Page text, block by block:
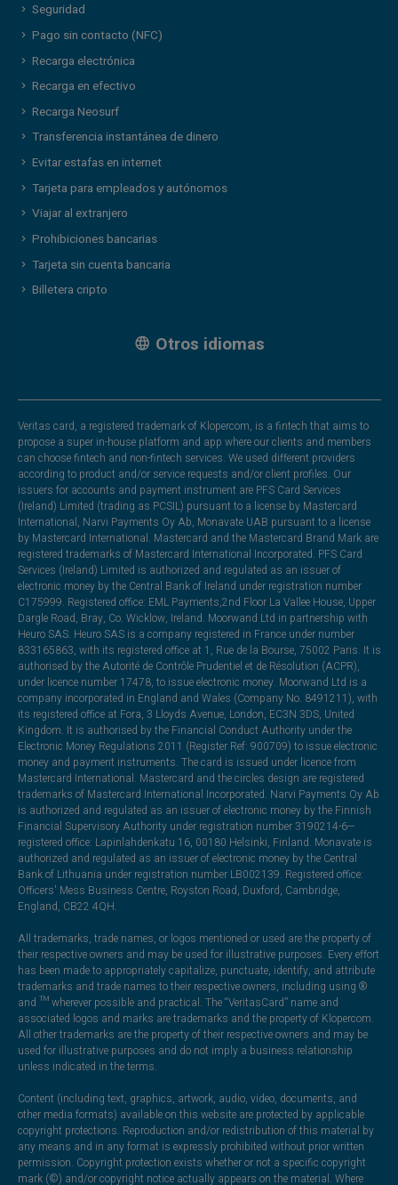
Seguridad
Pago sin contacto (NFC)
Recarga electrónica
Recarga en efectivo
Recarga Neosurf
Transferencia instantánea de dinero
Evitar estafas en internet
Tarjeta para empleados y autónomos
Viajar al extranjero
Prohibiciones bancarias
Tarjeta sin cuenta bancaria
Billetera cripto
Otros idiomas
Veritas card, a registered trademark of Klopercom, is a fintech that aims to
propose a super in-house platform and app where our clients and members
can choose fintech and non-fintech services. We used different providers
according to product and/or service requests and/or client profiles. Our
issuers for accounts and payment instrument are PFS Card Services
(Ireland) Limited (trading as PCSIL) pursuant to a license by Mastercard
International, Narvi Payments Oy Ab, Monavate UAB pursuant to a license
by Mastercard International. Mastercard and the Mastercard Brand Mark are
registered trademarks of Mastercard International Incorporated. PFS Card
Services (Ireland) Limited is authorized and regulated as an issuer of
electronic money by the Central Bank of Ireland under registration number
C175999. Registered office: EML Payments,2nd Floor La Vallee House, Upper
Dargle Road, Bray, Co. Wicklow, Ireland. Moorwand Ltd in partnership with
Heuro SAS. Heuro SAS is a company registered in France under number
833165863, with its registered office at 1, Rue de la Bourse, 75002 Paris. It is
authorised by the Autorité de Contrôle Prudentiel et de Résolution (ACPR),
under licence number 17478, to issue electronic money. Moorwand Ltd is a
company incorporated in England and Wales (Company No. 8491211), with
its registered office at Fora, 3 Lloyds Avenue, London, EC3N 3DS, United
Kingdom. It is authorised by the Financial Conduct Authority under the
Electronic Money Regulations 2011 (Register Ref: 900709) to issue electronic
money and payment instruments. The card is issued under licence from
Mastercard International. Mastercard and the circles design are registered
trademarks of Mastercard International Incorporated. Narvi Payments Oy Ab
is authorized and regulated as an issuer of electronic money by the Finnish
Financial Supervisory Authority under registration number 3190214-6—
registered office: Lapinlahdenkatu 16, 00180 Helsinki, Finland. Monavate is
authorized and regulated as an issuer of electronic money by the Central
Bank of Lithuania under registration number LB002139. Registered office:
Officers' Mess Business Centre, Royston Road, Duxford, Cambridge,
England, CB22 4QH.
All trademarks, trade names, or logos mentioned or used are the property of
their respective owners and may be used for illustrative purposes. Every effort
has been made to appropriately capitalize, punctuate, identify, and attribute
trademarks and trade names to their respective owners, including using ®
and ™ wherever possible and practical. The “VeritasCard” name and
associated logos and marks are trademarks and the property of Klopercom.
All other trademarks are the property of their respective owners and may be
used for illustrative purposes and do not imply a business relationship
unless indicated in the terms.
Content (including text, graphics, artwork, audio, video, documents, and
other media formats) available on this website are protected by applicable
copyright protections. Reproduction and/or redistribution of this material by
any means and in any format is expressly prohibited without prior written
permission. Copyright protection exists whether or not a specific copyright
mark (©) and/or copyright notice actually appears on the material. Where